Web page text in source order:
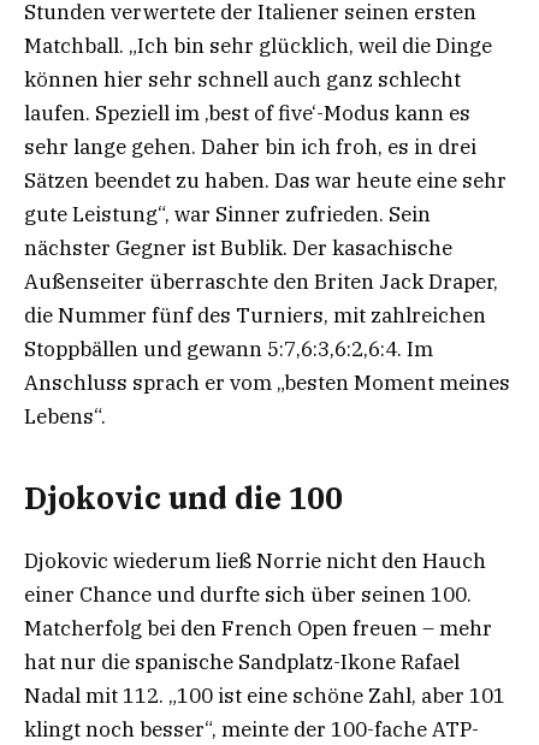
Stunden verwertete der Italiener seinen ersten
Matchball. „Ich bin sehr glücklich, weil die Dinge
können hier sehr schnell auch ganz schlecht
laufen. Speziell im ‚best of five‘-Modus kann es
sehr lange gehen. Daher bin ich froh, es in drei
Sätzen beendet zu haben. Das war heute eine sehr
gute Leistung“, war Sinner zufrieden. Sein
nächster Gegner ist Bublik. Der kasachische
Außenseiter überraschte den Briten Jack Draper,
die Nummer fünf des Turniers, mit zahlreichen
Stoppbällen und gewann 5:7,6:3,6:2,6:4. Im
Anschluss sprach er vom „besten Moment meines
Lebens“.
Djokovic und die 100
Djokovic wiederum ließ Norrie nicht den Hauch
einer Chance und durfte sich über seinen 100.
Matcherfolg bei den French Open freuen – mehr
hat nur die spanische Sandplatz-Ikone Rafael
Nadal mit 112. „100 ist eine schöne Zahl, aber 101
klingt noch besser“, meinte der 100-fache ATP-